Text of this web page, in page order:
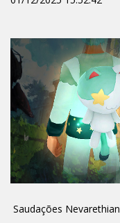
Saudações